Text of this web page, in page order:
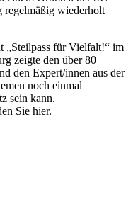
regelmäßig wiederholt
„Steilpass für Vielfalt!“ im
zeigte den über 80
den Expert/innen aus der
noch einmal
sein kann.
Sie hier.